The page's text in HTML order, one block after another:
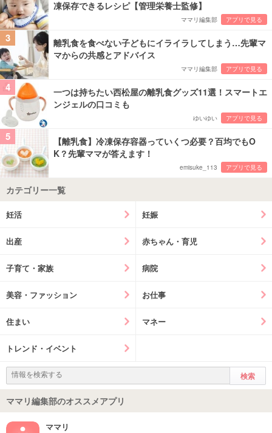
凍保存できるレシピ【管理栄養士監修】
ママリ編集部 アプリで見る
3
離乳食を食べない子どもにイライラしてしまう…先輩マ
マからの共感とアドバイス
ママリ編集部 アプリで見る
4
一つは持ちたい西松屋の離乳食グッズ11選！スマートエ
ンジェルの口コミも
ゆいゆい アプリで見る
5
【離乳食】冷凍保存容器っていくつ必要？百均でもO
K？先輩ママが答えます！
emisuke_113 アプリで見る
カテゴリー一覧
妊活 妊娠
出産 赤ちゃん・育児
子育て・家族 病院
美容・ファッション お仕事
住まい マネー
トレンド・イベント
ママリ編集部のオススメアプリ
ママリ